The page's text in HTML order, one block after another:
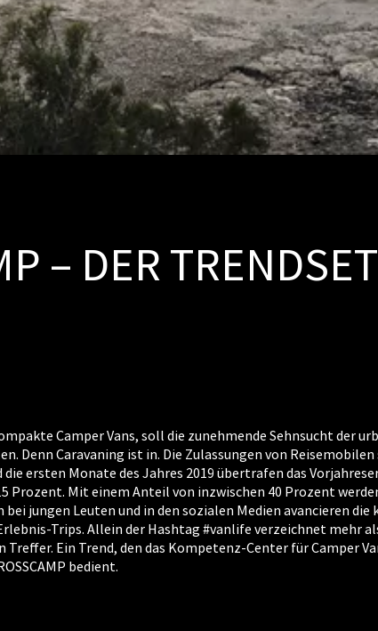
– DER
Camper Vans, soll die zunehmende Sehnsucht der
Denn Caravaning ist in. Die Zulassungen von
ersten Monate des Jahres 2019 übertrafen das
Prozent. Mit einem Anteil von inzwischen 40 Prozent
jungen Leuten und in den sozialen Medien avancieren
Trips. Allein der Hashtag #vanlife verzeichnet mehr
Ein Trend, den das Kompetenz-Center für Camper
bedient.